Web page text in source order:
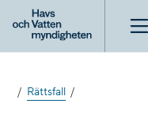
till
innehåll
Rättsfall